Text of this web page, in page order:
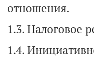
отношения.
1.3. Налоговое
1.4.